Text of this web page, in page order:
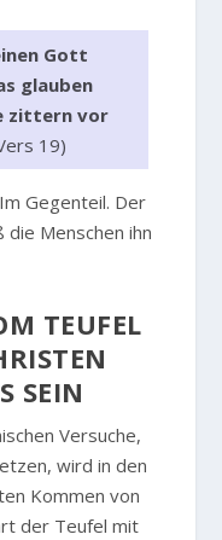
Gott
glauben
zittern vor
19)
Gegenteil. Der
Menschen ihn
TEUFEL
SEIN
Versuche,
wird in den
Kommen von
der Teufel mit